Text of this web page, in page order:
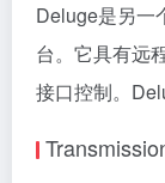
Deluge是另一
台。它具有远
接口控制。